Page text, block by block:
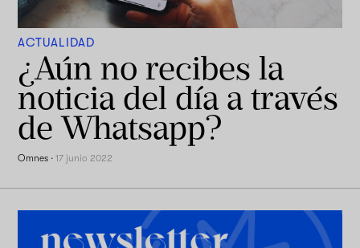
ACTUALIDAD
¿Aún no recibes la
noticia del día a través
de Whatsapp?
Omnes ·17 junio 2022